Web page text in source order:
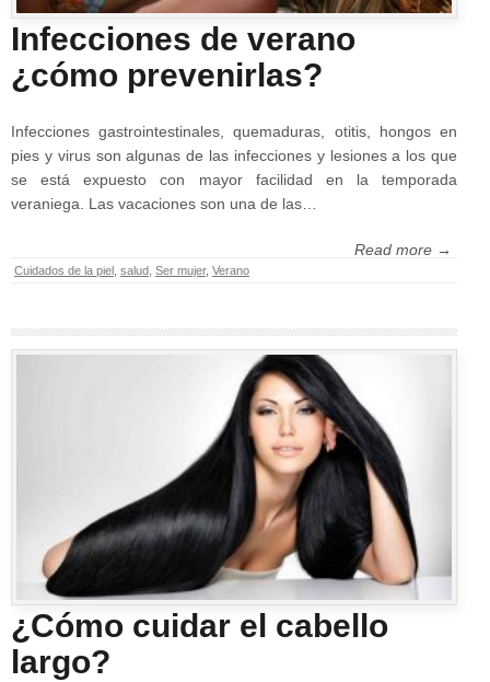
Infecciones de verano
¿cómo prevenirlas?
Infecciones gastrointestinales, quemaduras, otitis, hongos en
pies y virus son algunas de las infecciones y lesiones a los que
se está expuesto con mayor facilidad en la temporada
veraniega. Las vacaciones son una de las…
Read more →
Cuidados de la piel salud Ser mujer, Verano
¿Cómo cuidar el cabello
largo?